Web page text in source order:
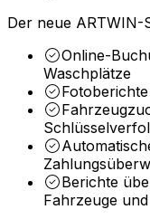
KI-basierte Lösungen
Nutzen Sie die
intelligente Einblicke,
Waschanlage
Umfassende
Der neue ARTWIN-
Online-
Waschplätze
Berichte
Fahrzeuge